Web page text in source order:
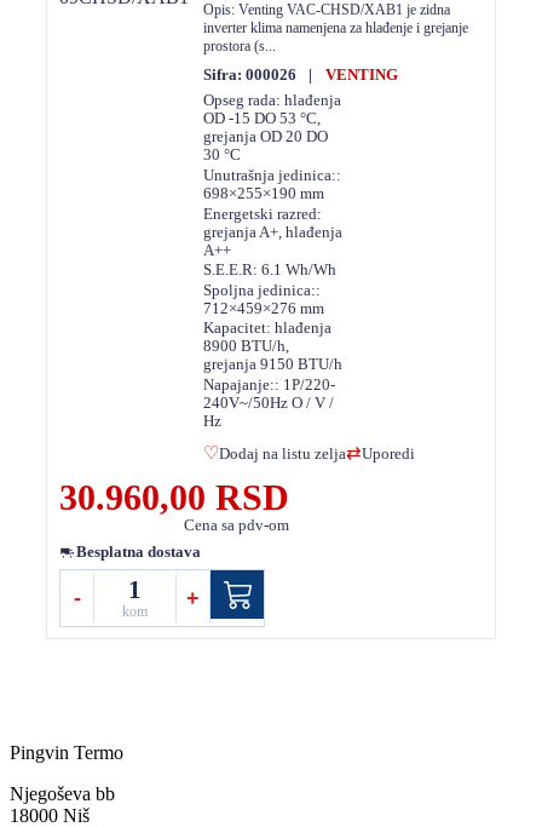
Opis: Venting VAC-CHSD/XAB1 je zidna
inverter klima namenjena za hlađenje i grejanje
prostora (s...
Sifra: 000026 |
VENTING
Opseg rada: hlađenja
OD -15 DO 53 °C,
grejanja OD 20 DO
30 °C
Unutrašnja jedinica::
698×255×190 mm
Energetski razred:
grejanja A+, hlađenja
A++
S.E.E.R: 6.1 Wh/Wh
Spoljna jedinica::
712×459×276 mm
Kapacitet: hlađenja
8900 BTU/h,
grejanja 9150 BTU/h
Napajanje:: 1P/220-
240V~/50Hz O / V /
Hz
Dodaj na listu zelja
Uporedi
30.960,00 RSD
Cena sa pdv-om
Besplatna dostava
- 1
kom
+
Pingvin Termo
Njegoševa bb
18000 Niš